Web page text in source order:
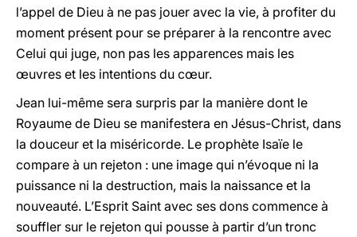
l’appel de Dieu à ne pas jouer avec la vie, à profiter du
moment présent pour se préparer à la rencontre avec
Celui qui juge, non pas les apparences mais les
œuvres et les intentions du cœur.
Jean lui-même sera surpris par la manière dont le
Royaume de Dieu se manifestera en Jésus-Christ, dans
la douceur et la miséricorde. Le prophète Isaïe le
compare à un rejeton : une image qui n’évoque ni la
puissance ni la destruction, mais la naissance et la
nouveauté. L’Esprit Saint avec ses dons commence à
souffler sur le rejeton qui pousse à partir d’un tronc